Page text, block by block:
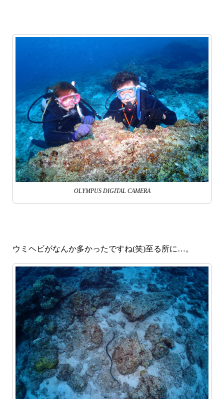
OLYMPUS DIGITAL CAMERA
ウミヘビがなんか多かったですね(笑)至る所に…。